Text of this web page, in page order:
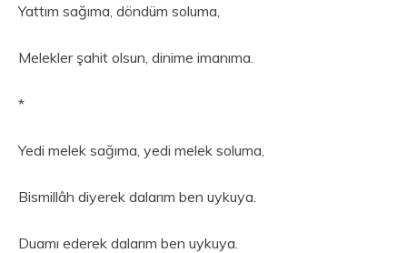
Yattım sağıma, döndüm soluma,
Melekler şahit olsun, dinime imanıma.
*
Yedi melek sağıma, yedi melek soluma,
Bismillâh diyerek dalarım ben uykuya.
Duamı ederek dalarım ben uykuya.